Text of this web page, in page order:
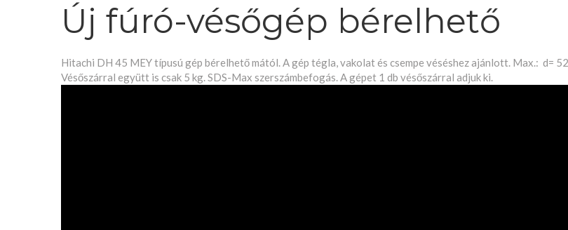
Új fúró-vésőgép bérelhető
Hitachi DH 45 MEY típusú gép bérelhető mától. A gép tégla, vakolat és csempe véséshez ajánlott. Max.: d=
Vésőszárral együtt is csak 5 kg. SDS-Max szerszámbefogás. A gépet 1 db vésőszárral adjuk ki.